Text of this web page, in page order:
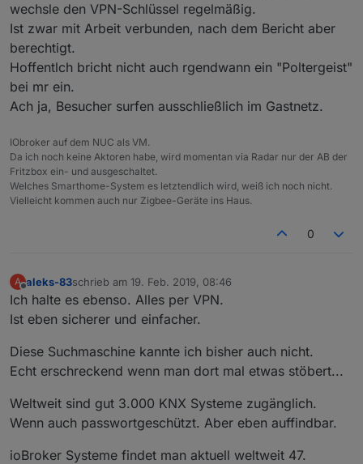
wechsle den VPN-Schlüssel regelmäßig.
Ist zwar mit Arbeit verbunden, nach dem Bericht aber
berechtigt.
Hoffentlch bricht nicht auch rgendwann ein "Poltergeist"
bei mr ein.
Ach ja, Besucher surfen ausschließlich im Gastnetz.
IObroker auf dem NUC als VM.
Da ich noch keine Aktoren habe, wird momentan via Radar nur der AB der
Fritzbox ein- und ausgeschaltet.
Welches Smarthome-System es letztendlich wird, weiß ich noch nicht.
Vielleicht kommen auch nur Zigbee-Geräte ins Haus.
0
A
Offline
aleks-83schrieb am 19. Feb. 2019, 08:46
zuletzt editiert von
Ich halte es ebenso. Alles per VPN.
Ist eben sicherer und einfacher.
Diese Suchmaschine kannte ich bisher auch nicht.
Echt erschreckend wenn man dort mal etwas stöbert...
Weltweit sind gut 3.000 KNX Systeme zugänglich.
Wenn auch passwortgeschützt. Aber eben auffindbar.
ioBroker Systeme findet man aktuell weltweit 47.